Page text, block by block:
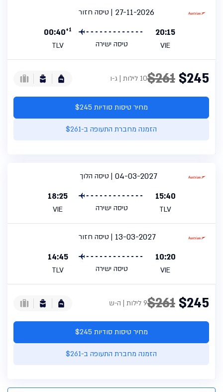
טיסה חזור
27-11-2026
20:15
VIE טיסה ישירה
00:40+1
TLV
$245
$26110 לילות | ג-ו
מחיר טיסות סודיות $245
הזמנה מחברת התעופה ב-$261
טיסה הלוך
04-03-2027
15:40
TLV טיסה ישירה
18:25
VIE
טיסה חזור
13-03-2027
10:20
VIE טיסה ישירה
14:45
TLV
$245
$2619 לילות | ה-ש
מחיר טיסות סודיות $245
הזמנה מחברת התעופה ב-$261